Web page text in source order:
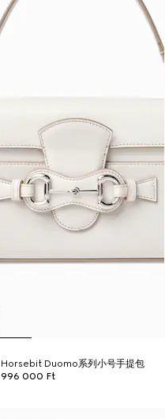
Horsebit Duomo系列小号手提包
996 000 Ft